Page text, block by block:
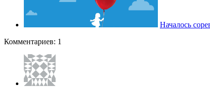
Началось
Комментариев: 1